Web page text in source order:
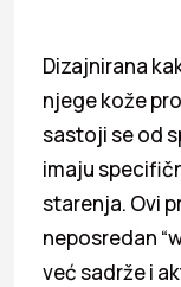
Dizajnirana
njege kože
sastoji se od
imaju
starenja. Ovi
neposredan
već sadrže i